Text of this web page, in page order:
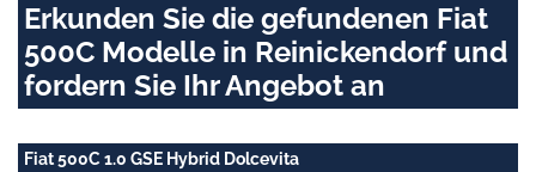
Erkunden Sie die gefundenen Fiat
500C Modelle in Reinickendorf und
fordern Sie Ihr Angebot an
Fiat 500C 1.0 GSE Hybrid Dolcevita